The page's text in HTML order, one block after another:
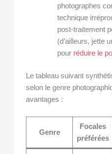
photographes
technique
post-traitement
(d’ailleurs, jette
pour réduire le
Le tableau suivant
selon le genre
avantages :
Genre
Focales
préférées